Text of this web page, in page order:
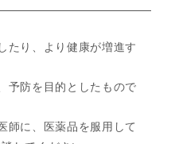
たり、より健康が増進す
予防を目的としたもので
師に、医薬品を服用して